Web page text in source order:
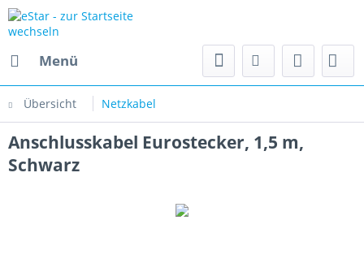
Menü
Übersicht Netzkabel
Anschlusskabel Eurostecker, 1,5 m,
Schwarz